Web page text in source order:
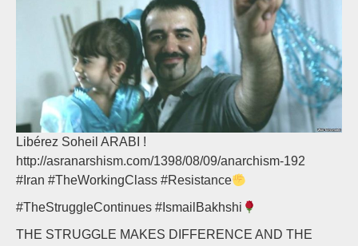
Libérez Soheil ARABI !
http://asranarshism.com/1398/08/09/anarchism-192
#Iran #TheWorkingClass #Resistance
#TheStruggleContinues #IsmailBakhshi
THE STRUGGLE MAKES DIFFERENCE AND THE